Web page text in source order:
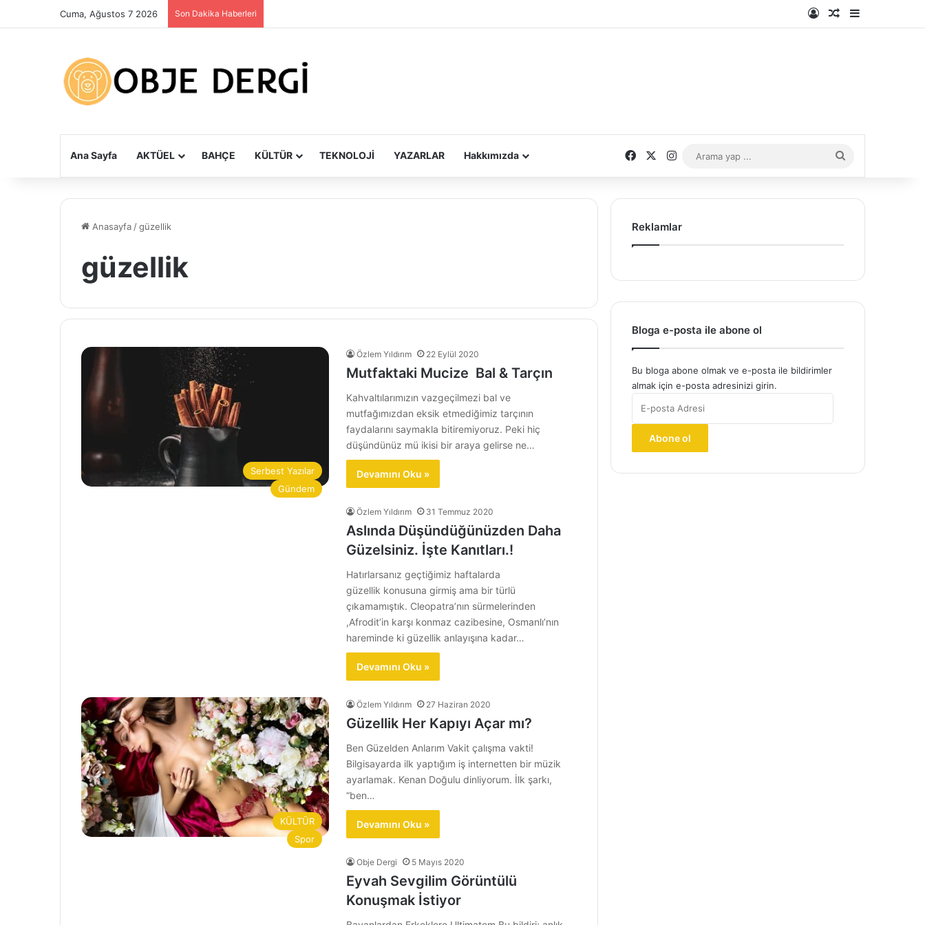
Cuma, Ağustos 7 2026 Son Dakika Haberleri Kayıt OlRastgele Makale
Kenar
Ana Sayfa AKTÜEL BAHÇE KÜLTÜR TEKNOLOJİ YAZARLAR Hakkımızda FacebookInstagram
yap
Anasayfa /güzellik
güzellik
Serbest Yazılar
Özlem Yıldırım 22 Eylül 2020
Mutfaktaki Mucize Bal & Tarçın
Kahvaltılarımızın vazgeçilmezi bal ve
mutfağımızdan eksik etmediğimiz tarçının
faydalarını saymakla bitiremiyoruz. Peki hiç
düşündünüz mü ikisi bir araya gelirse ne…
Devamını Oku »
Gündem
Özlem Yıldırım 31 Temmuz 2020
Aslında Düşündüğünüzden Daha
Güzelsiniz. İşte Kanıtları.!
Hatırlarsanız geçtiğimiz haftalarda
güzellik konusuna girmiş ama bir türlü
çıkamamıştık. Cleopatra’nın sürmelerinden
,Afrodit’in karşı konmaz cazibesine, Osmanlı’nın
hareminde ki güzellik anlayışına kadar…
Devamını Oku »
KÜLTÜR
Özlem Yıldırım 27 Haziran 2020
Güzellik Her Kapıyı Açar mı?
Ben Güzelden Anlarım Vakit çalışma vakti!
Bilgisayarda ilk yaptığım iş internetten bir müzik
ayarlamak. Kenan Doğulu dinliyorum. İlk şarkı,
“ben…
Devamını Oku »
Spor
Obje Dergi 5 Mayıs 2020
Eyvah Sevgilim Görüntülü
Konuşmak İstiyor
Reklamlar
Bloga e-posta ile abone ol
Bu bloga abone olmak ve e-posta ile bildirimler
almak için e-posta adresinizi girin.
posta
Abone ol